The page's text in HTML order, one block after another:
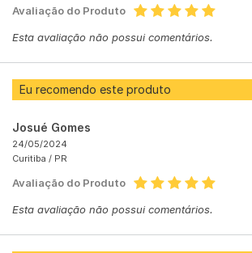
Avaliação do Produto
Esta avaliação não possui comentários.
Eu recomendo este produto
Josué Gomes
24/05/2024
Curitiba / PR
Avaliação do Produto
Esta avaliação não possui comentários.